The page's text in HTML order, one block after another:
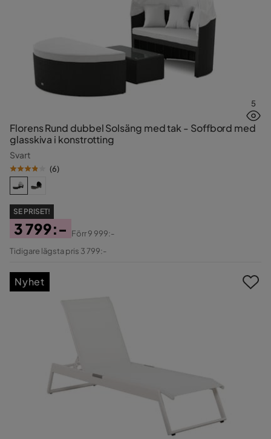
5
Florens Rund dubbel Solsäng med tak - Soffbord med
glasskiva i konstrotting
Svart
(6)
SE PRISET!
Pris
3 799:-
Original
Förr9 999:-
Tidigare lägsta pris 3 799:-
Nyhet